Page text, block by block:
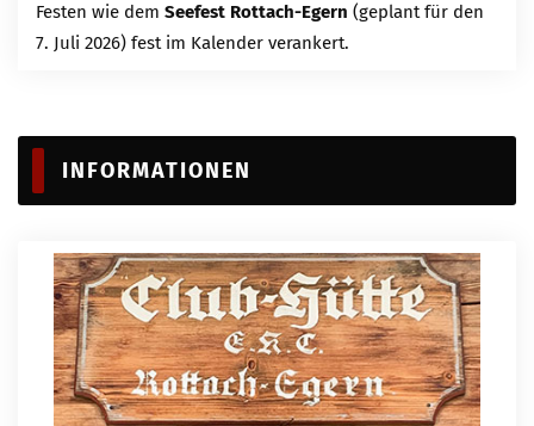
Festen wie dem Seefest Rottach-Egern (geplant für den
7. Juli 2026) fest im Kalender verankert.
INFORMATIONEN